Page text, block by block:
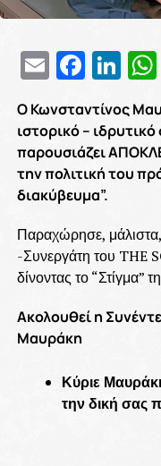
Email
Ο Κωνσταντίνος
ιστορικό –
παρουσιάζει
την πολιτική του
διακύβευμα”.
Παραχώρησε,
-Συνεργάτη του THE
δίνοντας το “Στίγμα”
Ακολουθεί η
Μαυράκη
Κύριε
την δική σας